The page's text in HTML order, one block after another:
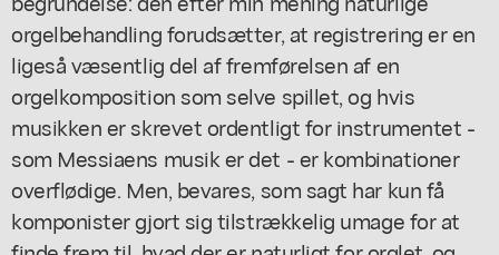
orgelbehandling forudsætter, at registrering er en
ligeså væsentlig del af fremførelsen af en
orgelkomposition som selve spillet, og hvis
musikken er skrevet ordentligt for instrumentet -
som Messiaens musik er det - er kombinationer
overflødige. Men, bevares, som sagt har kun få
komponister gjort sig tilstrækkelig umage for at